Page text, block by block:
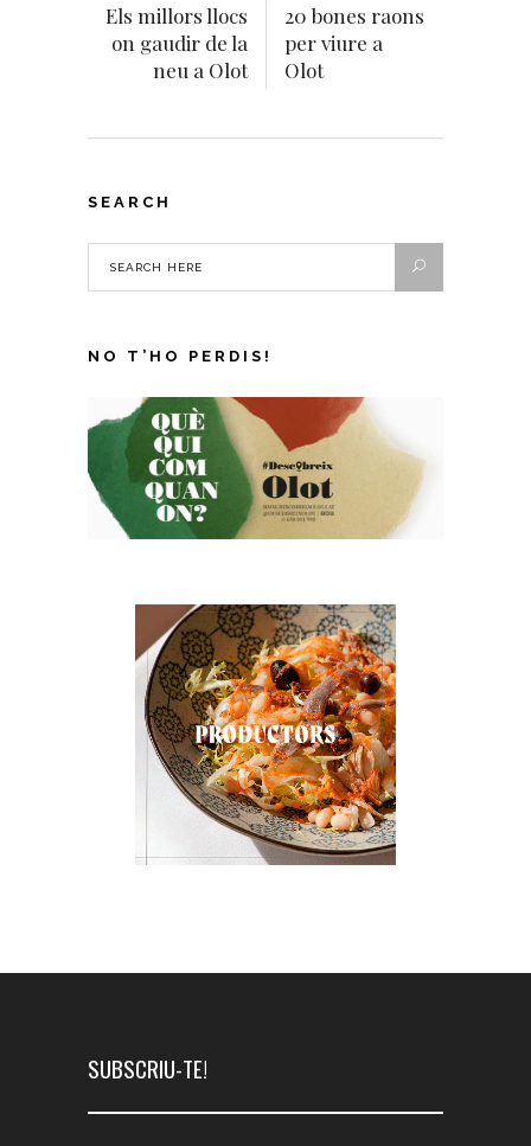
Els millors llocs
on gaudir de la
neu a Olot
20 bones raons
per viure a
Olot
SEARCH
NO T’HO PERDIS!
SUBSCRIU-TE!